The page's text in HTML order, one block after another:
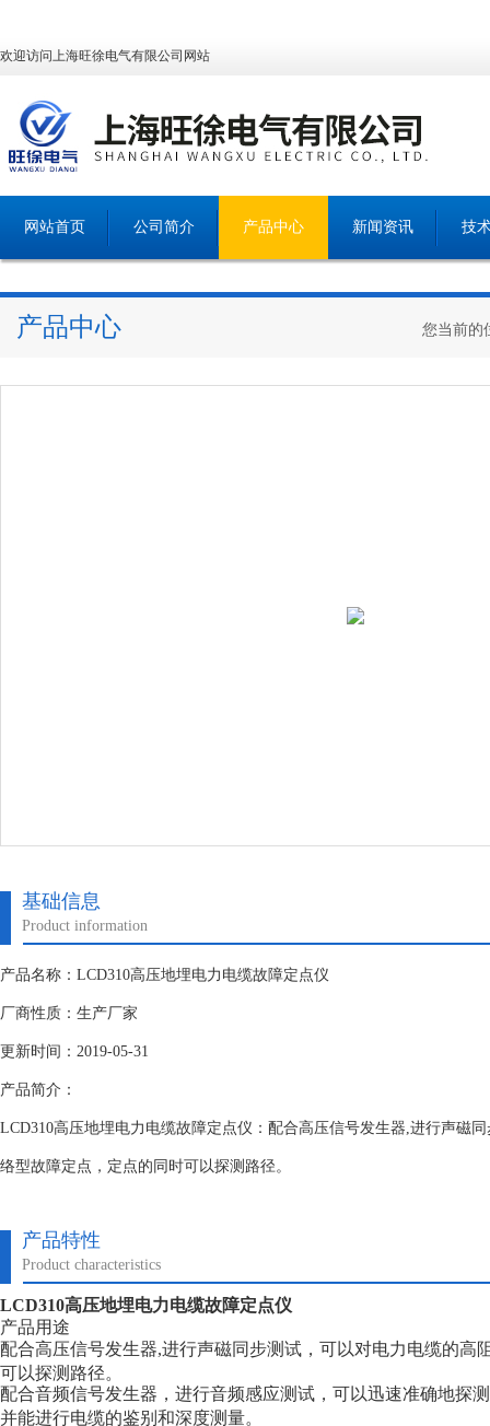
欢迎访问上海旺徐电气有限公司网站
网站首页 公司简介 产品中心 新闻资讯 技
产品中心 您当前的
基础信息
Product information
产品名称：LCD310高压地埋电力电缆故障定点仪
厂商性质：生产厂家
更新时间：2019-05-31
产品简介：
LCD310高压地埋电力电缆故障定点仪：配合高压信号发生器,进行声磁
络型故障定点，定点的同时可以探测路径。
产品特性
Product characteristics
LCD310高压地埋电力电缆故障定点仪
产品用途
配合高压信号发生器,进行声磁同步测试，可以对电力电缆的高
可以探测路径。
配合音频信号发生器，进行音频感应测试，可以迅速准确地探
并能进行电缆的鉴别和深度测量。